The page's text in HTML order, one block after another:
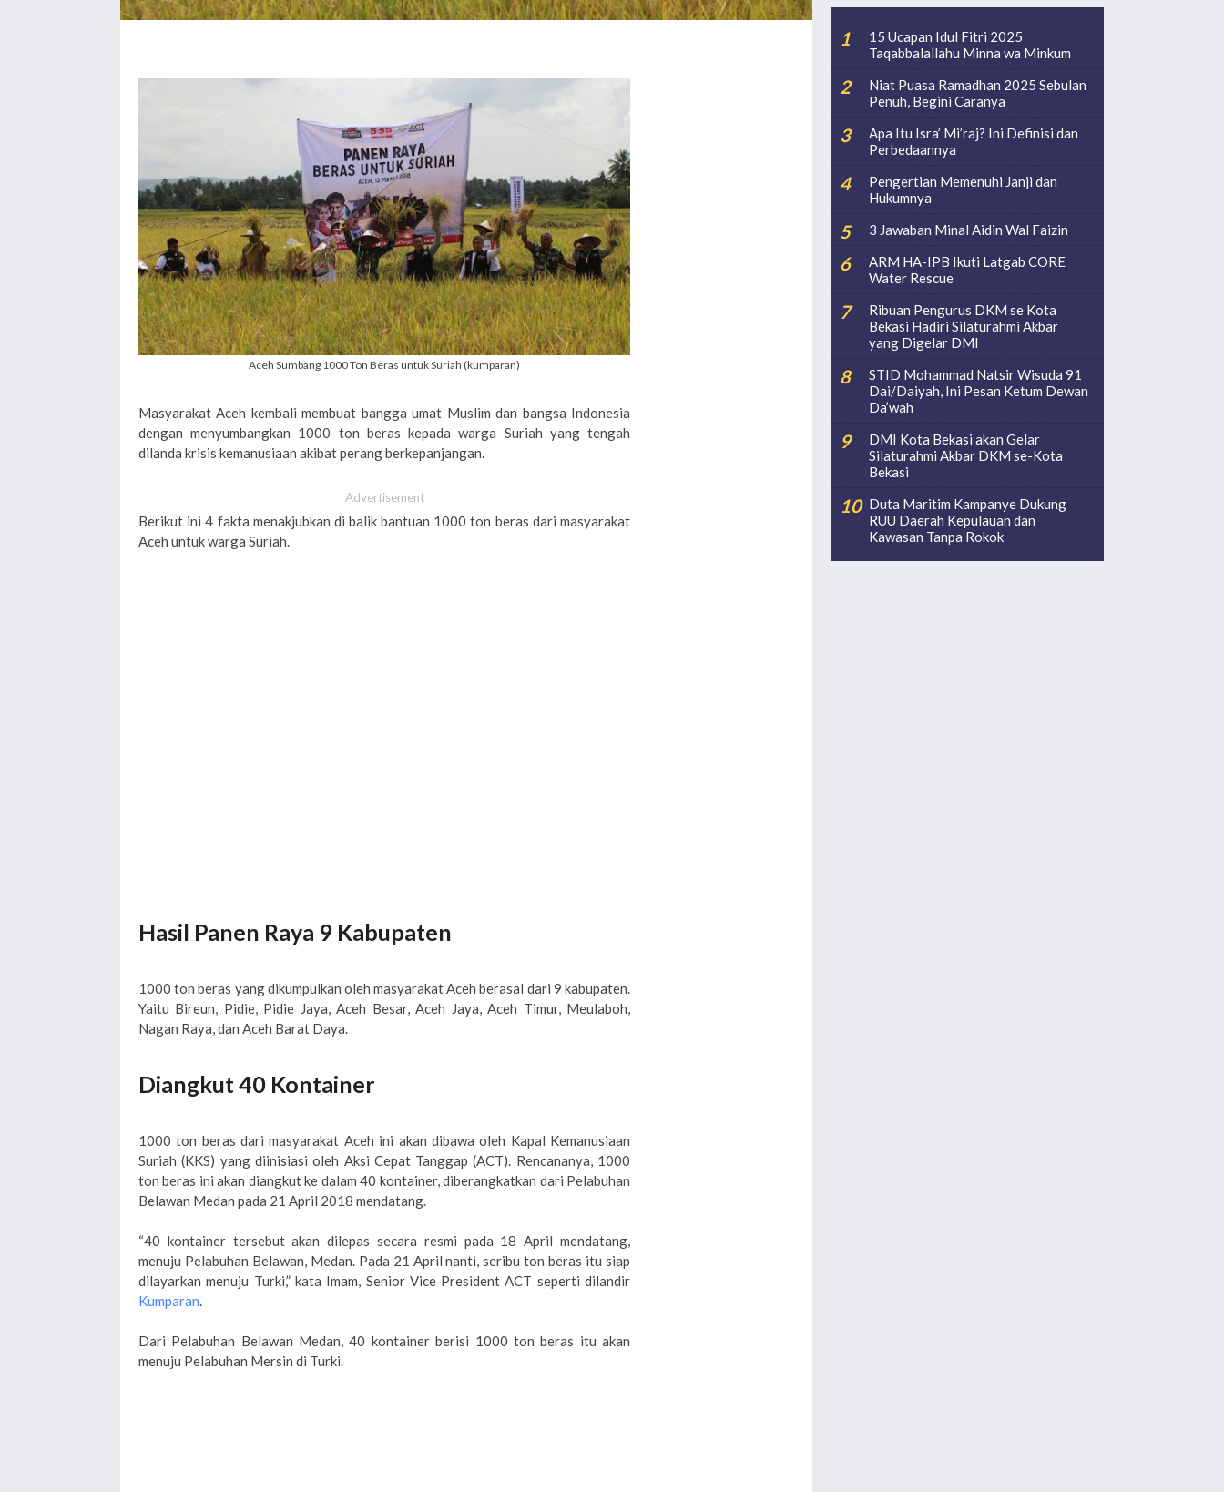
Aceh Sumbang 1000 Ton Beras untuk Suriah (kumparan)
Masyarakat Aceh kembali membuat bangga umat Muslim dan bangsa Indonesia
dengan menyumbangkan 1000 ton beras kepada warga Suriah yang tengah
dilanda krisis kemanusiaan akibat perang berkepanjangan.
Advertisement
Berikut ini 4 fakta menakjubkan di balik bantuan 1000 ton beras dari masyarakat
Aceh untuk warga Suriah.
Hasil Panen Raya 9 Kabupaten
1000 ton beras yang dikumpulkan oleh masyarakat Aceh berasal dari 9 kabupaten.
Yaitu Bireun, Pidie, Pidie Jaya, Aceh Besar, Aceh Jaya, Aceh Timur, Meulaboh,
Nagan Raya, dan Aceh Barat Daya.
Diangkut 40 Kontainer
1000 ton beras dari masyarakat Aceh ini akan dibawa oleh Kapal Kemanusiaan
Suriah (KKS) yang diinisiasi oleh Aksi Cepat Tanggap (ACT). Rencananya, 1000
ton beras ini akan diangkut ke dalam 40 kontainer, diberangkatkan dari Pelabuhan
Belawan Medan pada 21 April 2018 mendatang.
“40 kontainer tersebut akan dilepas secara resmi pada 18 April mendatang,
menuju Pelabuhan Belawan, Medan. Pada 21 April nanti, seribu ton beras itu siap
dilayarkan menuju Turki,” kata Imam, Senior Vice President ACT seperti dilandir
Kumparan.
Dari Pelabuhan Belawan Medan, 40 kontainer berisi 1000 ton beras itu akan
menuju Pelabuhan Mersin di Turki.
15 Ucapan Idul Fitri 2025
Taqabbalallahu Minna wa Minkum
Niat Puasa Ramadhan 2025 Sebulan
Penuh, Begini Caranya
Apa Itu Isra’ Mi’raj? Ini Definisi dan
Perbedaannya
Pengertian Memenuhi Janji dan
Hukumnya
3 Jawaban Minal Aidin Wal Faizin
ARM HA-IPB Ikuti Latgab CORE
Water Rescue
Ribuan Pengurus DKM se Kota
Bekasi Hadiri Silaturahmi Akbar
yang Digelar DMI
STID Mohammad Natsir Wisuda 91
Dai/Daiyah, Ini Pesan Ketum Dewan
Da’wah
DMI Kota Bekasi akan Gelar
Silaturahmi Akbar DKM se-Kota
Bekasi
Duta Maritim Kampanye Dukung
RUU Daerah Kepulauan dan
Kawasan Tanpa Rokok